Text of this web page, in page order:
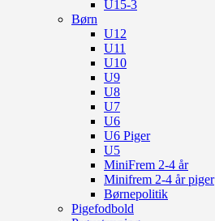
U15-3
Børn
U12
U11
U10
U9
U8
U7
U6
U6 Piger
U5
MiniFrem 2-4 år
Minifrem 2-4 år piger
Børnepolitik
Pigefodbold